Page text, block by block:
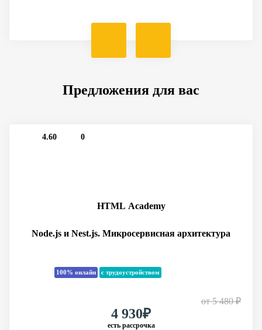
Предложения для вас
4.60 0
HTML Academy
Node.js и Nest.js. Микросервисная архитектура
100% онлайн с трудоустройством
от5 480 ₽
4 930₽
есть рассрочка